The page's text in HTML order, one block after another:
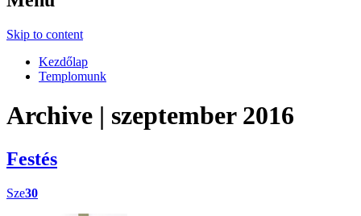
Skip to content
Kezdőlap
Templomunk
Archive | szeptember 2016
Festés
Sze30